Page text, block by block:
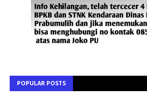
POPULAR POSTS